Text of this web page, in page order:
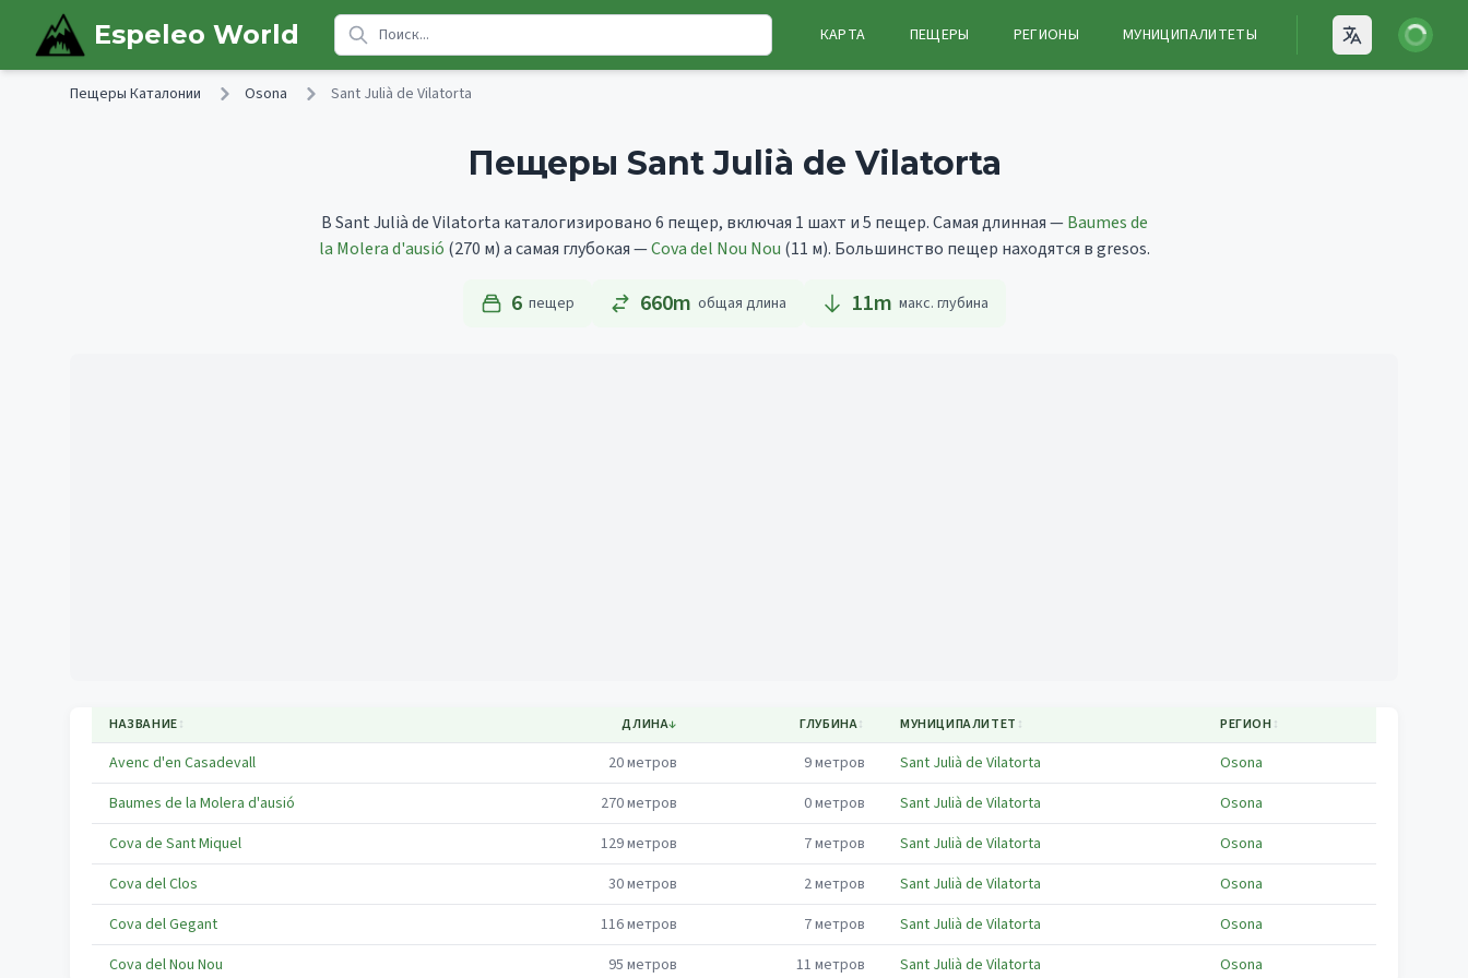
Skip to main content
Espeleo World КАРТА ПЕЩЕРЫ РЕГИОНЫ МУНИЦИПАЛИТЕТЫ Open
Войти
Пещеры Каталонии Osona Sant Julià de Vilatorta
Пещеры Sant Julià de Vilatorta
В Sant Julià de Vilatorta каталогизировано 6 пещер, включая 1 шахт и 5 пещер.Самая длинная —Baumes de
la Molera d'ausió (270 м)а самая глубокая —Cova del Nou Nou (11 м). Большинство пещер находятся в gresos.
6 пещер 660m общая длина 11m макс. глубина
НАЗВАНИЕ↕ ДЛИНА↓ ГЛУБИНА↕ МУНИЦИПАЛИТЕТ ↕ РЕГИОН ↕
Avenc d'en Casadevall 20метров 9метров Sant Julià de Vilatorta
Osona
Baumes de la Molera d'ausió
270метров 0метров Sant Julià de Vilatorta
Osona
Cova de Sant Miquel
129метров 7метров Sant Julià de Vilatorta
Osona
Cova del Clos
30метров 2метров Sant Julià de Vilatorta
Osona
Cova del Gegant
116метров 7метров Sant Julià de Vilatorta
Osona
Cova del Nou Nou
95 метров 11 метров Sant Julià de Vilatorta Osona